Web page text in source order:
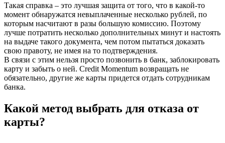
Такая справка – это лучшая защита от того, что в какой-то
момент обнаружатся невыплаченные несколько рублей, по
которым насчитают в разы большую комиссию. Поэтому
лучше потратить несколько дополнительных минут и настоять
на выдаче такого документа, чем потом пытаться доказать
свою правоту, не имея на то подтверждения.
В связи с этим нельзя просто позвонить в банк, заблокировать
карту и забыть о ней. Credit Momentum возвращать не
обязательно, другие же карты придется отдать сотрудникам
банка.
Какой метод выбрать для отказа от
карты?